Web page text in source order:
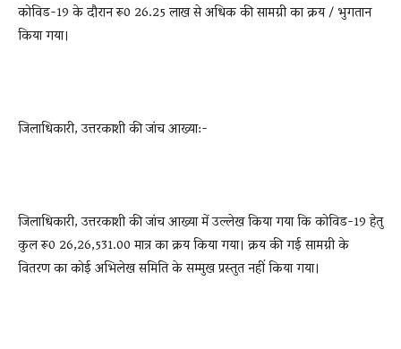
कोविड-19 के दौरान रू0 26.25 लाख से अधिक की सामग्री का क्रय / भुगतान
किया गया।
जिलाधिकारी, उत्तरकाशी की जांच आख्या:-
जिलाधिकारी, उत्तरकाशी की जांच आख्या में उल्लेख किया गया कि कोविड-19 हेतु
कुल रू0 26,26,531.00 मात्र का क्रय किया गया। क्रय की गई सामग्री के
वितरण का कोई अभिलेख समिति के सम्मुख प्रस्तुत नहीं किया गया।